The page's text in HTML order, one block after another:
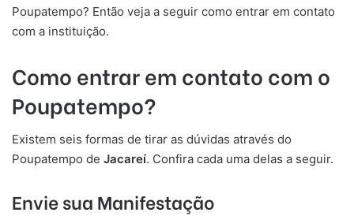
Poupatempo? Então veja a seguir como entrar em contato
com a instituição.
Como entrar em contato com o
Poupatempo?
Existem seis formas de tirar as dúvidas através do
Poupatempo de Jacareí. Confira cada uma delas a seguir.
Envie sua Manifestação